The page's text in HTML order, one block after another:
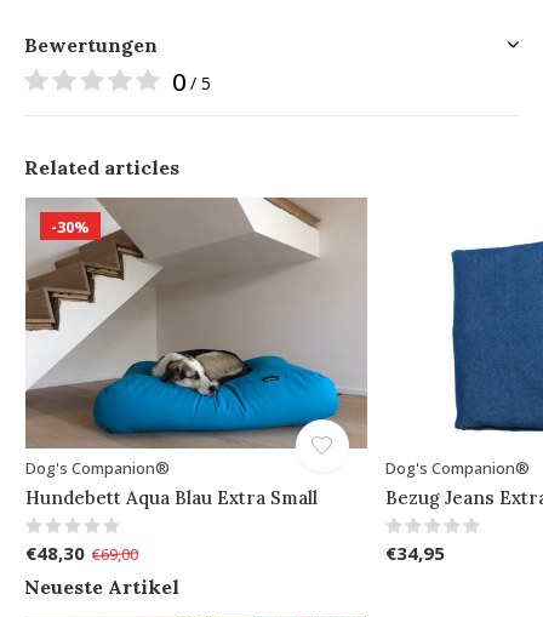
Bewertungen
0 / 5
Related articles
-30%
Dog's Companion®
Hundebett Aqua Blau Extra Small
€48,30 €69,00
Dog's Companion®
Bezug Jeans
€34,95
Neueste Artikel